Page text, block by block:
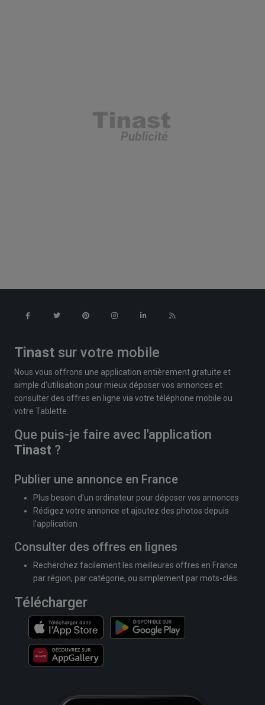
Tinast sur votre mobile
Nous vous offrons une application entièrement gratuite et
simple d'utilisation pour mieux déposer vos annonces et
consulter des offres en ligne via votre téléphone mobile ou
votre Tablette.
Que puis-je faire avec l'application
Tinast ?
Publier une annonce en France
Plus besoin d'un ordinateur pour déposer vos annonces
Rédigez votre annonce et ajoutez des photos depuis
l'application
Consulter des offres en lignes
Recherchez facilement les meilleures offres en France
par région, par catégorie, ou simplement par mots-clés.
Télécharger